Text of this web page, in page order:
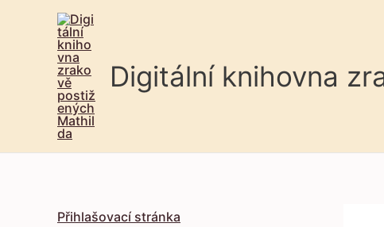
Digitální knihovna
Přihlašovací stránka